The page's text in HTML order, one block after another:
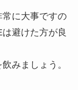
に大事ですの
避けた方が良
みましょう。